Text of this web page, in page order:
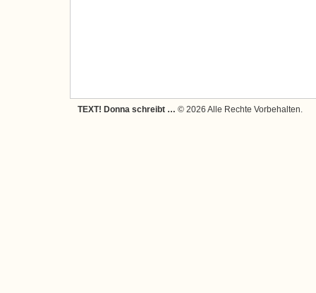
TEXT! Donna schreibt … © 2026 Alle Rechte Vorbehalten.